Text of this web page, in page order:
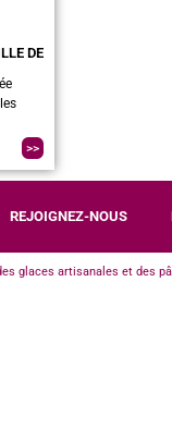
DE
>>
REJOIGNEZ-NOUS
glaces artisanales et des